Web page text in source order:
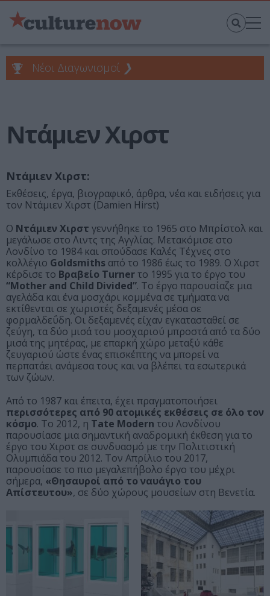
Νέοι Διαγωνισμοί ❯
Ντάμιεν Χιρστ
Ντάμιεν Χιρστ:
Εκθέσεις, έργα, βιογραφικό, άρθρα, νέα και ειδήσεις για
τον Ντάμιεν Χιρστ (Damien Hirst)
Ο Ντάμιεν Χιρστ γεννήθηκε το 1965 στο Μπρίστολ και
μεγάλωσε στο Λιντς της Αγγλίας. Μετακόμισε στο
Λονδίνο το 1984 και σπούδασε Καλές Τέχνες στο
κολλέγιο Goldsmiths από το 1986 έως το 1989. Ο Χιρστ
κέρδισε το Βραβείο Turner το 1995 για το έργο του
“Mother and Child Divided”. Το έργο παρουσίαζε μια
αγελάδα και ένα μοσχάρι κομμένα σε τμήματα να
εκτίθενται σε χωριστές δεξαμενές μέσα σε
φορμαλδεΰδη. Οι δεξαμενές είχαν εγκατασταθεί σε
ζεύγη, τα δύο μισά του μοσχαριού μπροστά από τα δύο
μισά της μητέρας, με επαρκή χώρο μεταξύ κάθε
ζευγαριού ώστε ένας επισκέπτης να μπορεί να
περπατάει ανάμεσα τους και να βλέπει τα εσωτερικά
των ζώων.
Από το 1987 και έπειτα, έχει πραγματοποιήσει
περισσότερες από 90 ατομικές εκθέσεις σε όλο τον
κόσμο. Το 2012, η Tate Modern του Λονδίνου
παρουσίασε μια σημαντική αναδρομική έκθεση για το
έργο του Χιρστ σε συνδυασμό με την Πολιτιστική
Ολυμπιάδα του 2012. Τον Απρίλιο του 2017,
παρουσίασε το πιο μεγαλεπήβολο έργο του μέχρι
σήμερα, «Θησαυροί από το ναυάγιο του
Απίστευτου», σε δύο χώρους μουσείων στη Βενετία.